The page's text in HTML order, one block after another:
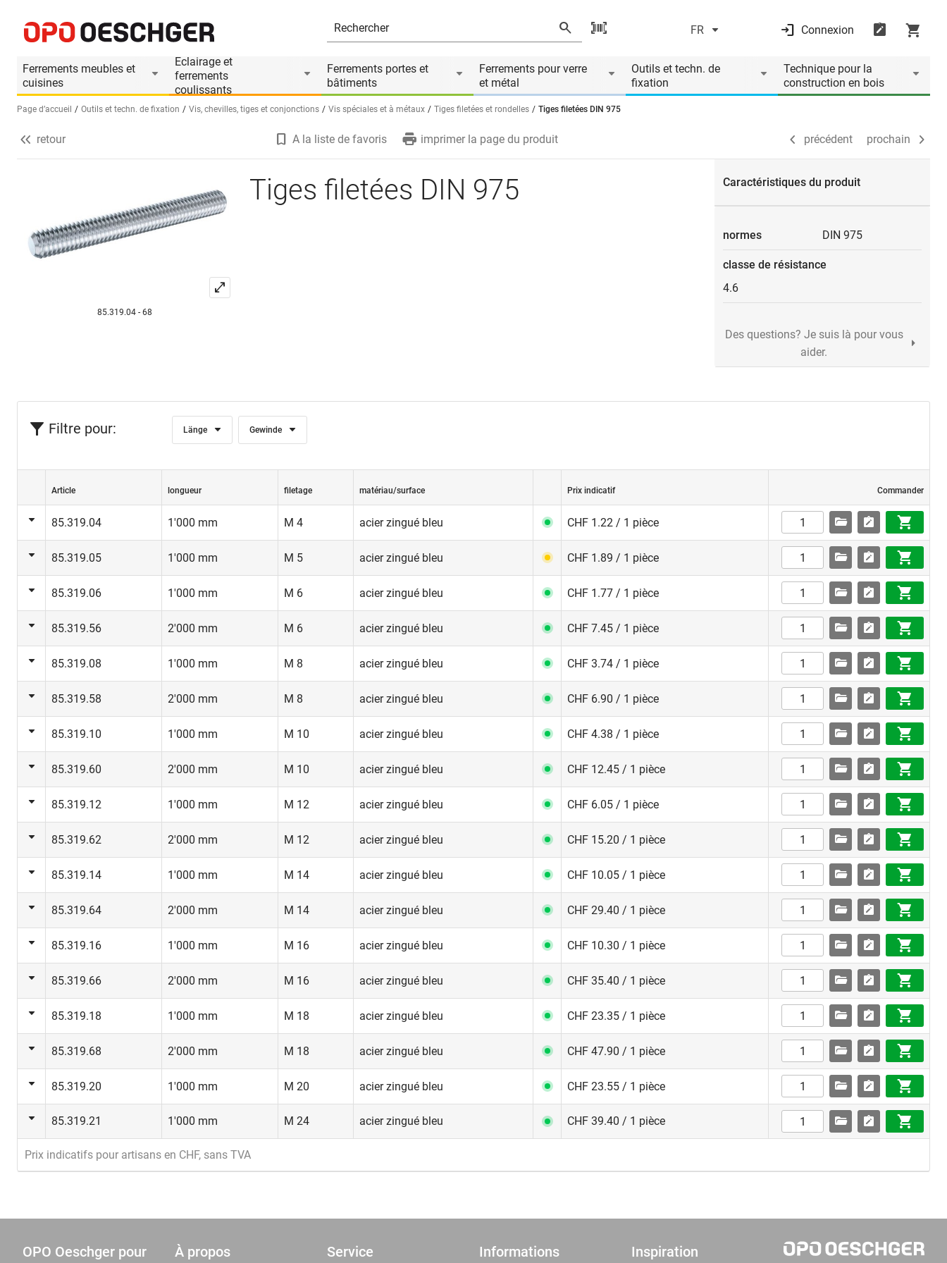
FR Connexion
Ferrements meubles et
cuisines
Eclairage et
ferrements
coulissants
Ferrements portes et
bâtiments
Ferrements pour verre
et métal
Outils et techn. de
fixation
Technique pour la
construction en bois
Sélectionnez une langue (FR)
Page d’accueil Outils et techn. de fixation Vis, chevilles, tiges et conjonctions Vis spéciales et à métaux Tiges filetées et rondelles Tiges filetées DIN 975
Informations produit
précédent prochain
retour A la liste de favoris imprimer la page du produit précédent prochain
85.319.04 - 68
Tiges filetées DIN 975 Caractéristiques du produit
normes DIN 975
classe de résistance
4.6
Des questions? Je suis là pour vous
aider.
Filtre pour: Länge Gewinde
Article longueur filetage matériau/surface Prix indicatif Commander
85.319.04 1'000 mm M 4 acier zingué bleu CHF 1.22 / 1 pièce
85.319.05 1'000 mm M 5 acier zingué bleu CHF 1.89 / 1 pièce
85.319.06 1'000 mm M 6 acier zingué bleu CHF 1.77 / 1 pièce
85.319.56 2'000 mm M 6 acier zingué bleu CHF 7.45 / 1 pièce
85.319.08 1'000 mm M 8 acier zingué bleu CHF 3.74 / 1 pièce
85.319.58 2'000 mm M 8 acier zingué bleu CHF 6.90 / 1 pièce
85.319.10 1'000 mm M 10 acier zingué bleu CHF 4.38 / 1 pièce
85.319.60 2'000 mm M 10 acier zingué bleu CHF 12.45 / 1 pièce
85.319.12 1'000 mm M 12 acier zingué bleu CHF 6.05 / 1 pièce
85.319.62 2'000 mm M 12 acier zingué bleu CHF 15.20 / 1 pièce
85.319.14 1'000 mm M 14 acier zingué bleu CHF 10.05 / 1 pièce
85.319.64 2'000 mm M 14 acier zingué bleu CHF 29.40 / 1 pièce
85.319.16 1'000 mm M 16 acier zingué bleu CHF 10.30 / 1 pièce
85.319.66 2'000 mm M 16 acier zingué bleu CHF 35.40 / 1 pièce
85.319.18 1'000 mm M 18 acier zingué bleu CHF 23.35 / 1 pièce
85.319.68 2'000 mm M 18 acier zingué bleu CHF 47.90 / 1 pièce
85.319.20 1'000 mm M 20 acier zingué bleu CHF 23.55 / 1 pièce
85.319.21 1'000 mm M 24 acier zingué bleu CHF 39.40 / 1 pièce
Prix indicatifs pour artisans en CHF, sans TVA
OPO Oeschger pour À propos Service Informations Inspiration